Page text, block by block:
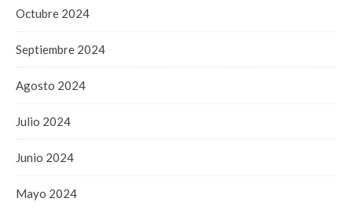
Octubre 2024
Septiembre 2024
Agosto 2024
Julio 2024
Junio 2024
Mayo 2024